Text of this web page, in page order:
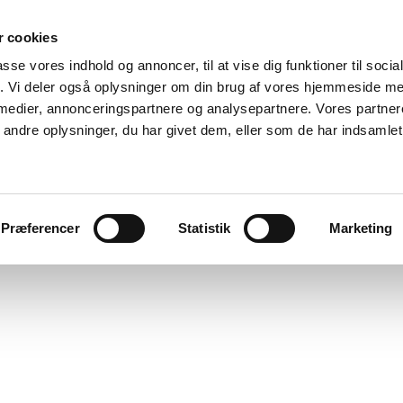
cookies
vores indhold og annoncer, til at vise dig funktioner til
deler også oplysninger om din brug af vores hjemmeside
annonceringspartnere og analysepartnere. Vores
oplysninger, du har givet dem, eller som de har
Præferencer Statistik Marketing